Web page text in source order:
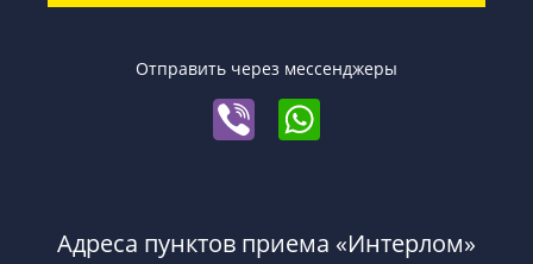
Отправить через мессенджеры
Адреса пунктов приема «Интерлом»